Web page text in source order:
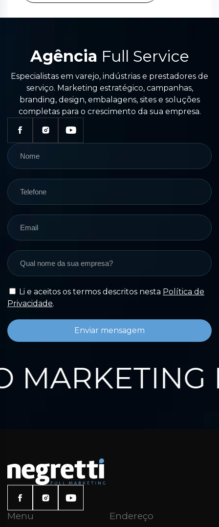
Agência Full Service
Especialistas em varejo, indústrias e prestadores de
serviço. Marketing estratégico, campanhas,
branding, design, embalagens, sites e soluções
completas para o crescimento da sua empresa.
Li e aceitos os termos descritos nesta Política de
Privacidade.
Enviar mensagem
Menu Endereço